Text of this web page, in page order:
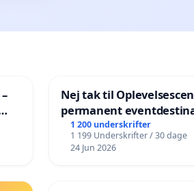
Nej tak til
permanent
Vejby - Ja tak til et
lokalområde i balance
1 200 underskrifter
1 199 Underskrifter / 30 dage
24 Jun 2026